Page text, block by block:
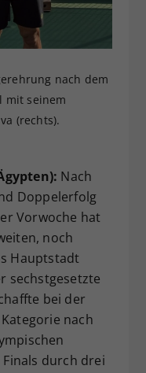
nach dem
mit seinem
(rechts).
Nach
Doppelerfolg
Vorwoche hat
noch
Hauptstadt
sechstgesetzte
bei der
nach
Finals durch drei